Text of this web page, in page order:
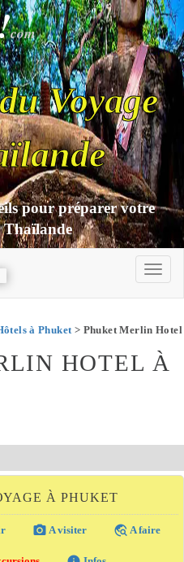
com
Voyage
pour préparer votre
Thaïlande
à Phuket> Phuket Merlin Hotel
HOTEL À
À PHUKET
photo_camera A visiter travel_explore A faire